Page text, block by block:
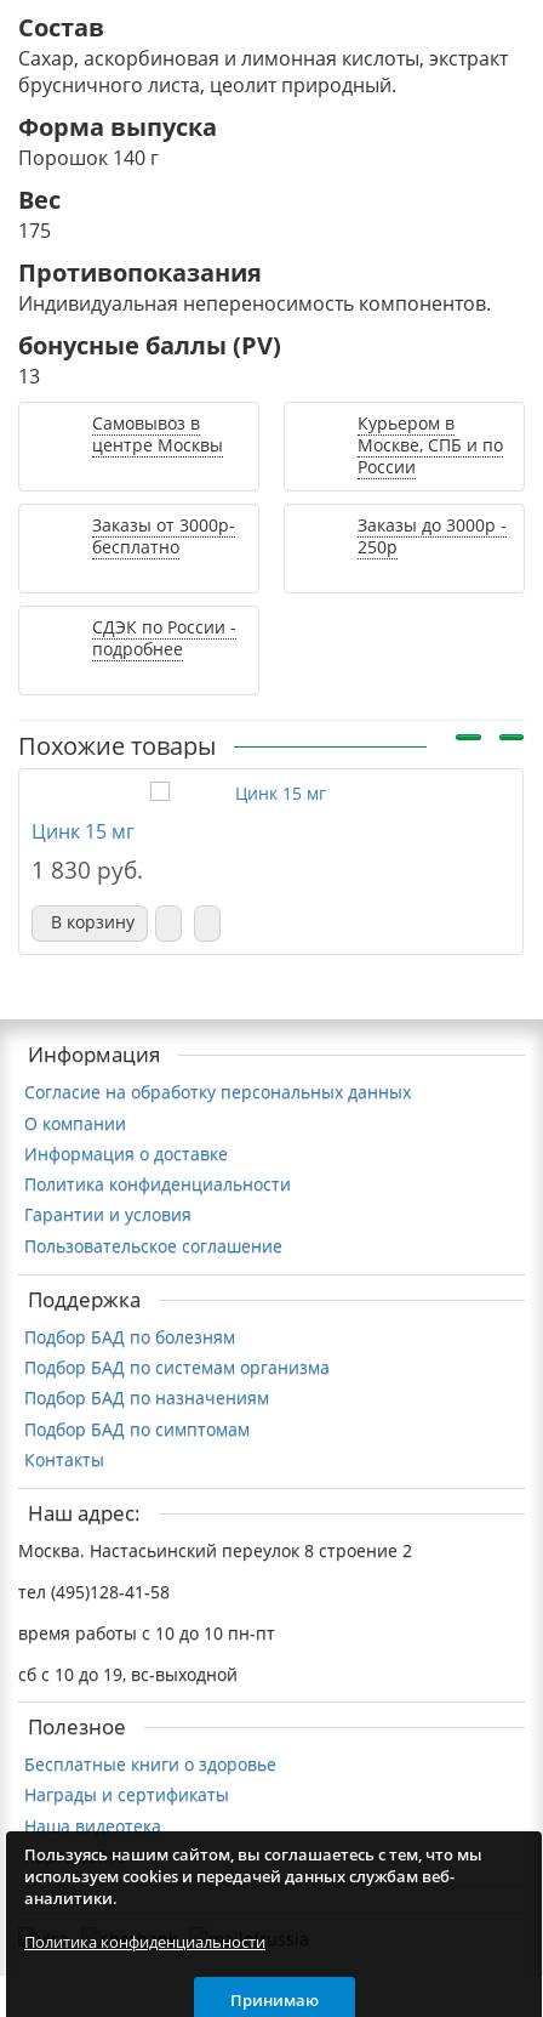
Состав
Сахар, аскорбиновая и лимонная кислоты, экстракт
брусничного листа, цеолит природный.
Форма выпуска
Порошок 140 г
Вес
175
Противопоказания
Индивидуальная непереносимость компонентов.
бонусные баллы (PV)
13
Самовывоз в
центре Москвы
Курьером в
Москве, СПБ и по
России
Заказы от 3000р-
бесплатно
Заказы до 3000р -
250р
СДЭК по России -
подробнее
Похожие товары
Цинк 15 мг
1 830 руб.
В корзину
Информация
Согласие на обработку персональных данных
О компании
Информация о доставке
Политика конфиденциальности
Гарантии и условия
Пользовательское соглашение
Поддержка
Подбор БАД по болезням
Подбор БАД по системам организма
Подбор БАД по назначениям
Подбор БАД по симптомам
Контакты
Наш адрес:
Москва. Настасьинский переулок 8 строение 2
тел (495)128-41-58
время работы с 10 до 10 пн-пт
сб с 10 до 19, вс-выходной
Полезное
Бесплатные книги о здоровье
Награды и сертификаты
Наша видеотека
Карта сайта
Пользуясь нашим сайтом, вы соглашаетесь с тем, что мы
используем cookies и передачей данных службам веб-
аналитики.
Политика конфиденциальности
Принимаю